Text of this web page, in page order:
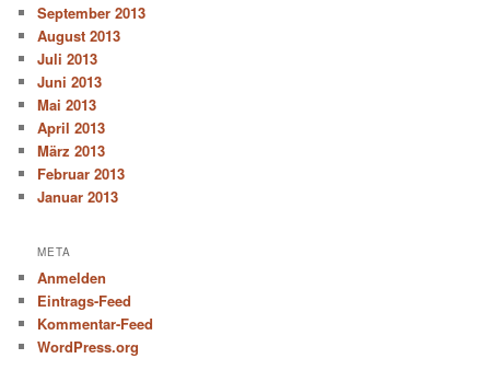
September 2013
August 2013
Juli 2013
Juni 2013
Mai 2013
April 2013
März 2013
Februar 2013
Januar 2013
META
Anmelden
Eintrags-Feed
Kommentar-Feed
WordPress.org